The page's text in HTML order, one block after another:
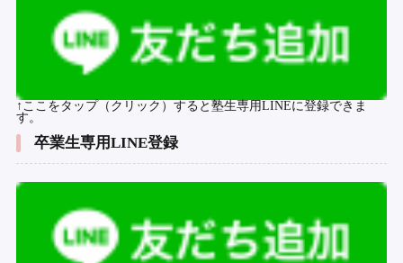
↑ここをタップ（クリック）すると塾生専用LINEに登録できま
す。
卒業生専用LINE登録